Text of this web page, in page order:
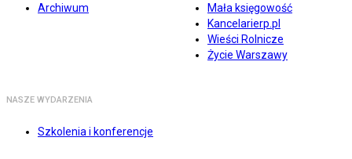
Archiwum
Mała księgowość
Kancelarierp.pl
Wieści Rolnicze
Życie Warszawy
NASZE WYDARZENIA
Szkolenia i konferencje